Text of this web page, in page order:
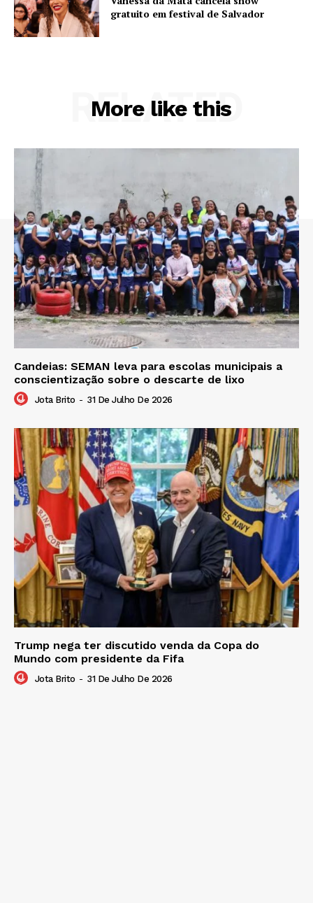
gratuito em festival de Salvador
More like this
RELATED
Candeias: SEMAN leva para escolas municipais a
conscientização sobre o descarte de lixo
Jota Brito - 31 De Julho De 2026
Trump nega ter discutido venda da Copa do
Mundo com presidente da Fifa
Jota Brito - 31 De Julho De 2026